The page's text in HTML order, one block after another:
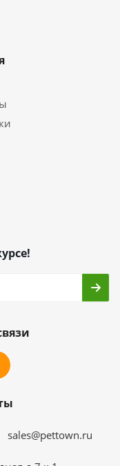
sales@pettown.ru